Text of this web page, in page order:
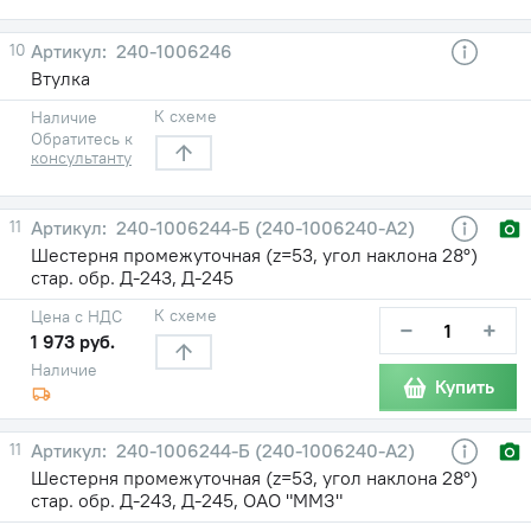
10
240-1006246
Втулка
Наличие
Обратитесь к
консультанту
К схеме
11
240-1006244-Б (240-1006240-А2)
Шестерня промежуточная (z=53, угол наклона 28°)
стар. обр. Д-243, Д-245
Наличие
Цена с НДС
1 973 руб.
К схеме − +
Купить
11
240-1006244-Б (240-1006240-А2)
Шестерня промежуточная (z=53, угол наклона 28°)
стар. обр. Д-243, Д-245, ОАО "ММЗ"